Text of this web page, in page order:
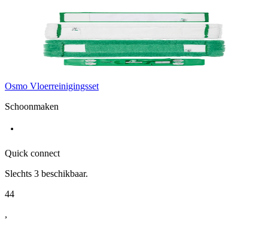
Osmo Vloerreinigingsset
Schoonmaken
Quick connect
Slechts 3 beschikbaar.
44
,